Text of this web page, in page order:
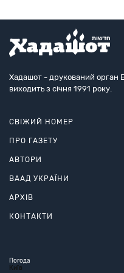
Хадашот - друкований орган
виходить з січня 1991 року.
СВІЖИЙ НОМЕР
ПРО ГАЗЕТУ
АВТОРИ
ВААД УКРАЇНИ
АРХІВ
КОНТАКТИ
Погода
Київ